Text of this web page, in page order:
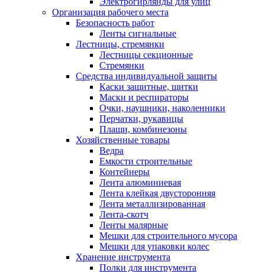
Организация рабочего места
Безопасность работ
Ленты сигнальные
Лестницы, стремянки
Лестницы секционные
Стремянки
Средства индивидуальной защиты
Каски защитные, щитки
Маски и респираторы
Очки, наушники, наколенники
Перчатки, рукавицы
Плащи, комбинезоны
Хозяйственные товары
Ведра
Емкости строительные
Контейнеры
Лента алюминиевая
Лента клейкая двусторонняя
Лента металлизированная
Лента-скотч
Ленты малярные
Мешки для строительного мусора
Мешки для упаковки колес
Хранение инструмента
Полки для инструмента